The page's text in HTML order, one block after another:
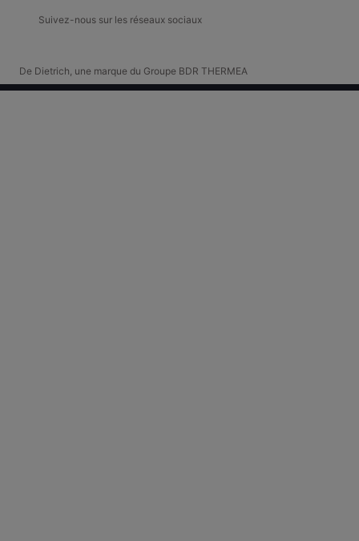
Suivez-nous sur les réseaux sociaux
De Dietrich, une marque du Groupe BDR THERMEA